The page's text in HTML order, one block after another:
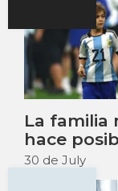
La familia
hace
30 de July